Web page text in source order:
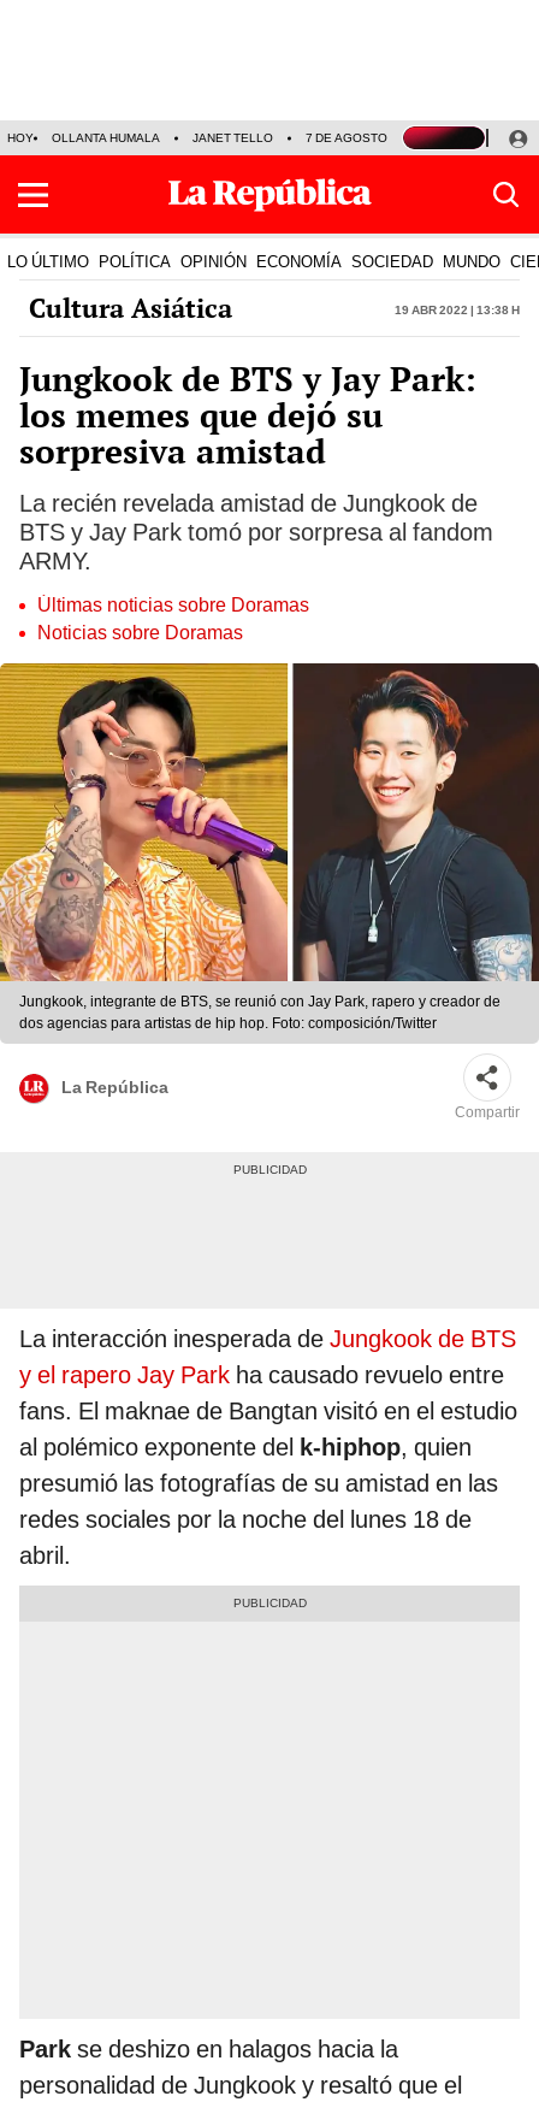
HOY OLLANTA HUMALA JANET TELLO 7 DE AGOSTO TINKA RESULTADOS
LO ÚLTIMO POLÍTICA OPINIÓN ECONOMÍA SOCIEDAD MUNDO
Cultura Asiática 19 Abr 2022 | 13:38 h
Jungkook de BTS y Jay Park:
los memes que dejó su
sorpresiva amistad
La recién revelada amistad de Jungkook de
BTS y Jay Park tomó por sorpresa al fandom
ARMY.
Últimas noticias sobre Doramas
Noticias sobre Doramas
Jungkook, integrante de BTS, se reunió con Jay Park, rapero y creador de
dos agencias para artistas de hip hop. Foto: composición/Twitter
La República
Compartir
La interacción inesperada de Jungkook de BTS
y el rapero Jay Park ha causado revuelo entre
fans. El maknae de Bangtan visitó en el estudio
al polémico exponente del k-hiphop, quien
presumió las fotografías de su amistad en las
redes sociales por la noche del lunes 18 de
abril.
Park se deshizo en halagos hacia la
personalidad de Jungkook y resaltó que el